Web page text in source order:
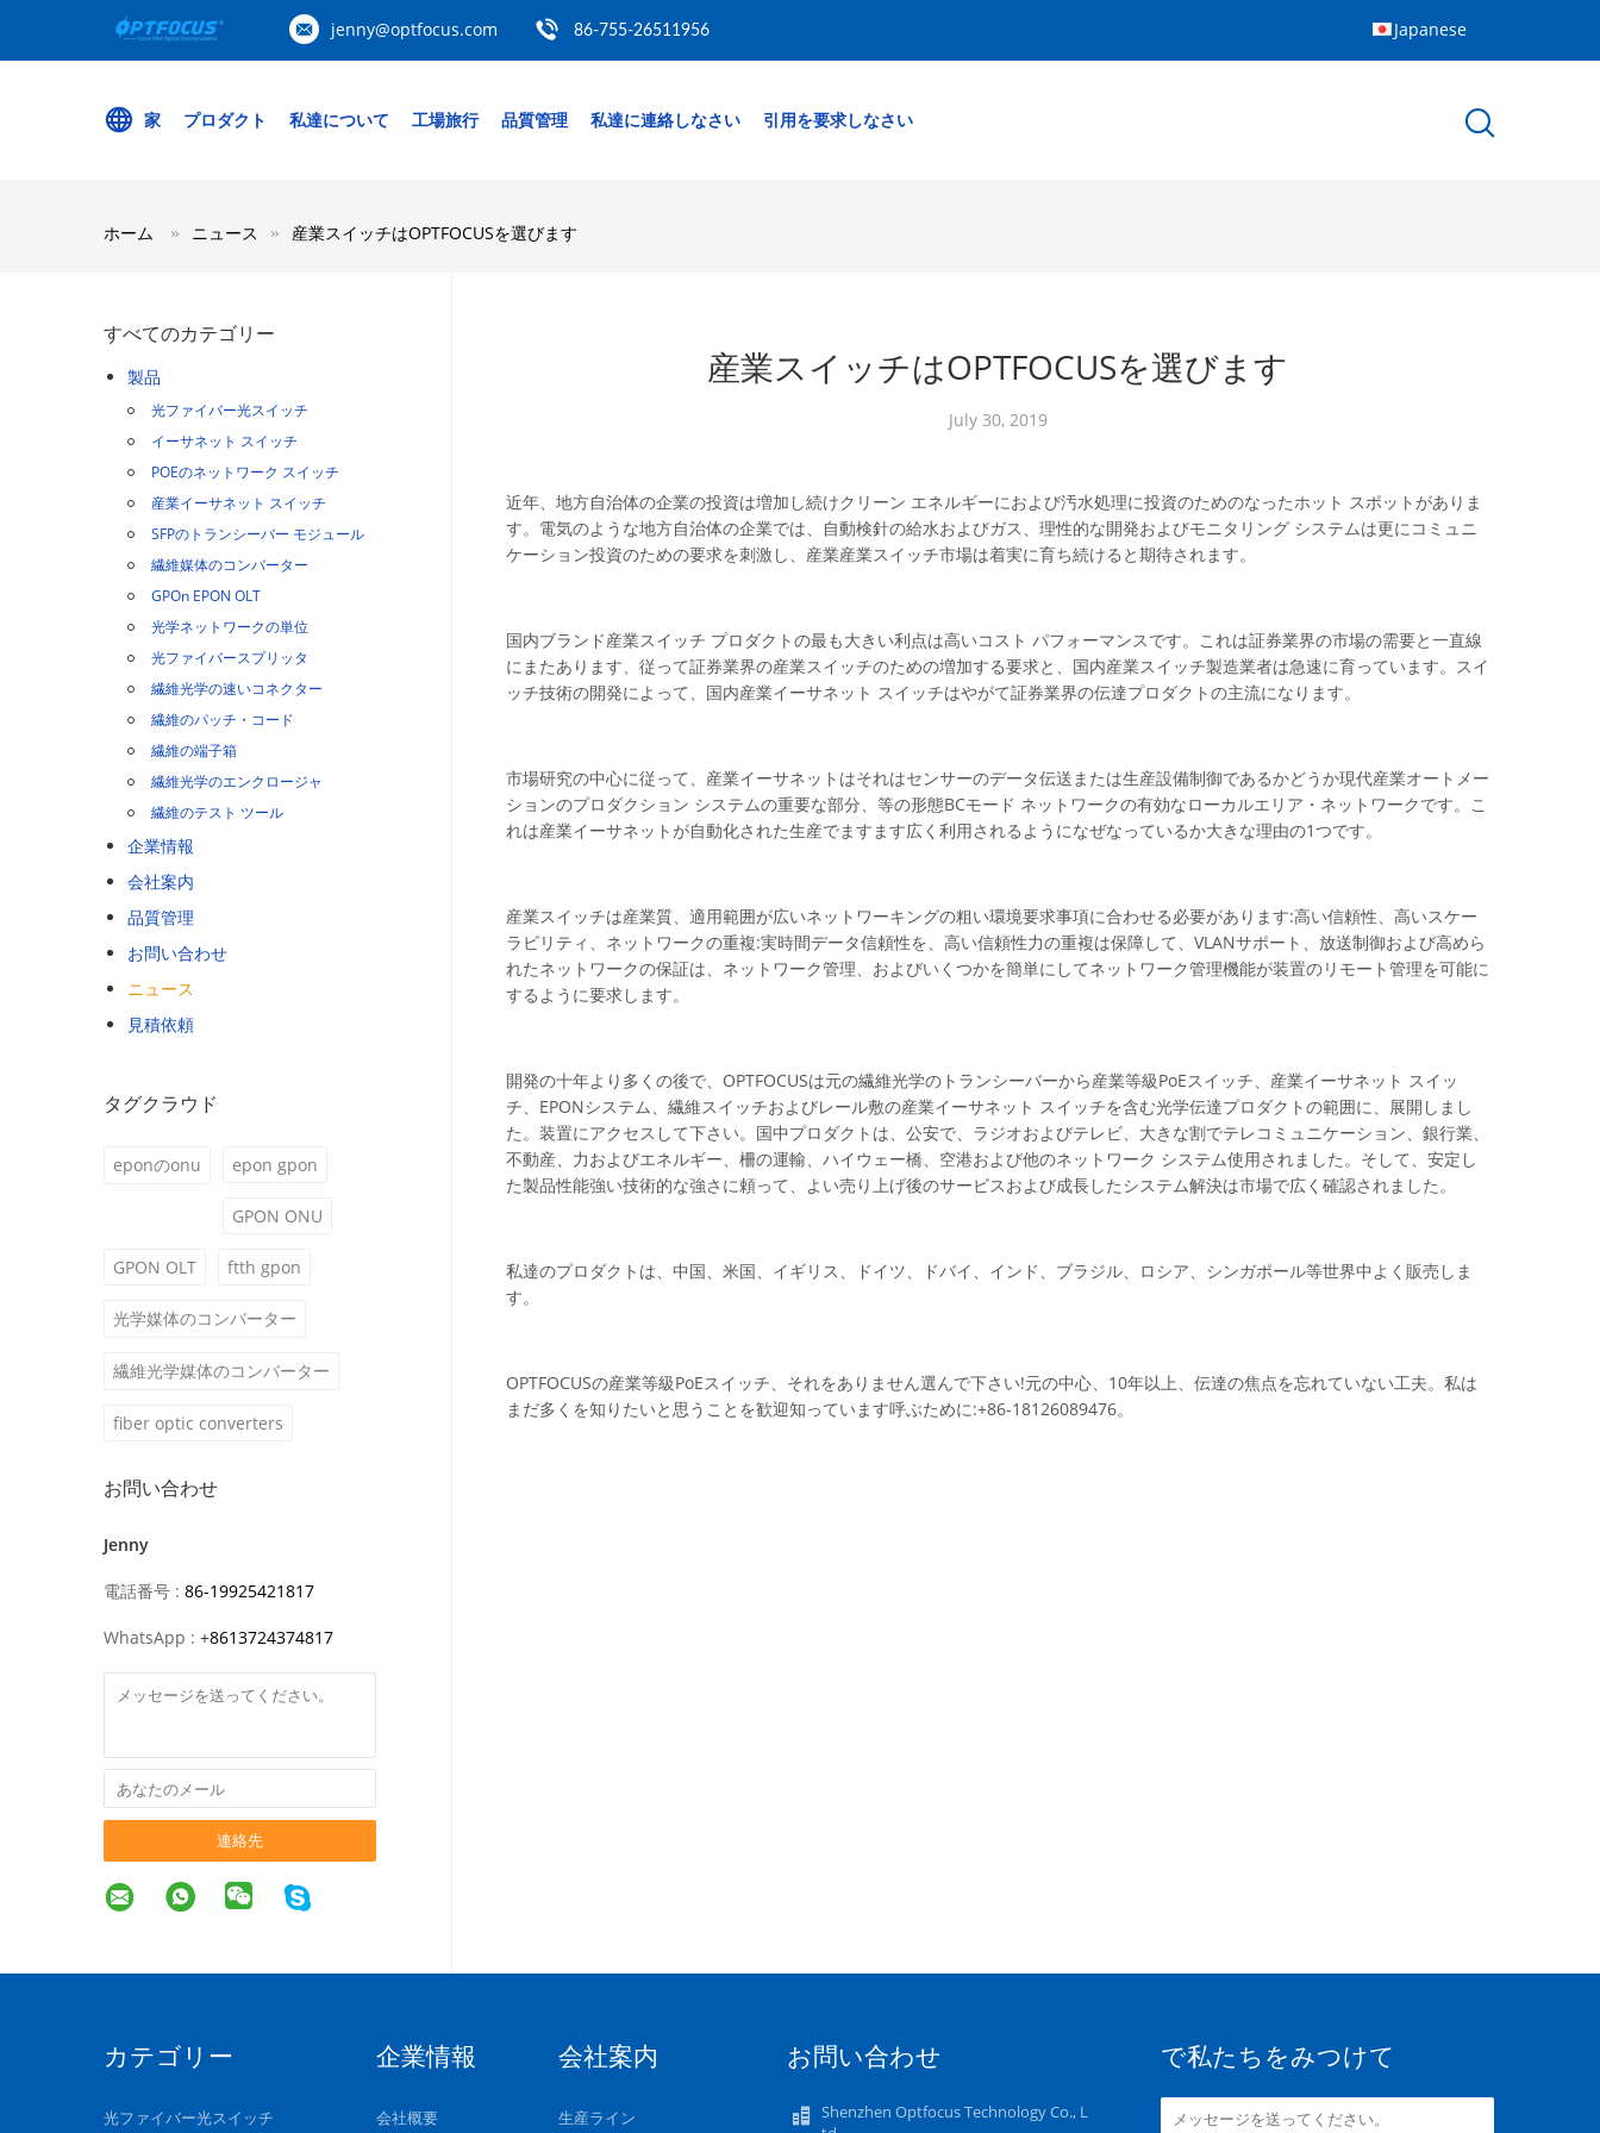
jenny@optfocus.com 86-755-26511956 Japanese
家 プロダクト 私達について 工場旅行 品質管理 私達に連絡しなさい 引用を要求しなさい
ホーム ニュース 産業スイッチはOPTFOCUSを選びます
すべてのカテゴリー
製品
光ファイバー光スイッチ
イーサネット スイッチ
POEのネットワーク スイッチ
産業イーサネット スイッチ
SFPのトランシーバー モジュール
繊維媒体のコンバーター
GPOn EPON OLT
光学ネットワークの単位
光ファイバースプリッタ
繊維光学の速いコネクター
繊維のパッチ・コード
繊維の端子箱
繊維光学のエンクロージャ
繊維のテスト ツール
企業情報
会社案内
品質管理
お問い合わせ
ニュース
見積依頼
タグクラウド
eponのonu epon gpon
GPON ONU
GPON OLT ftth gpon
光学媒体のコンバーター
繊維光学媒体のコンバーター
fiber optic converters
お問い合わせ
Jenny
電話番号 : 86-19925421817
WhatsApp : +8613724374817
連絡先
産業スイッチはOPTFOCUSを選びます
July 30, 2019
近年、地方自治体の企業の投資は増加し続けクリーン エネルギーにおよび汚水処理に投資のためのなったホット スポットがありま
す。電気のような地方自治体の企業では、自動検針の給水およびガス、理性的な開発およびモニタリング システムは更にコミュニ
ケーション投資のための要求を刺激し、産業産業スイッチ市場は着実に育ち続けると期待されます。
国内ブランド産業スイッチ プロダクトの最も大きい利点は高いコスト パフォーマンスです。これは証券業界の市場の需要と一直線
にまたあります、従って証券業界の産業スイッチのための増加する要求と、国内産業スイッチ製造業者は急速に育っています。スイ
ッチ技術の開発によって、国内産業イーサネット スイッチはやがて証券業界の伝達プロダクトの主流になります。
市場研究の中心に従って、産業イーサネットはそれはセンサーのデータ伝送または生産設備制御であるかどうか現代産業オートメー
ションのプロダクション システムの重要な部分、等の形態BCモード ネットワークの有効なローカルエリア・ネットワークです。こ
れは産業イーサネットが自動化された生産でますます広く利用されるようになぜなっているか大きな理由の1つです。
産業スイッチは産業質、適用範囲が広いネットワーキングの粗い環境要求事項に合わせる必要があります:高い信頼性、高いスケー
ラビリティ、ネットワークの重複:実時間データ信頼性を、高い信頼性力の重複は保障して、VLANサポート、放送制御および高めら
れたネットワークの保証は、ネットワーク管理、およびいくつかを簡単にしてネットワーク管理機能が装置のリモート管理を可能に
するように要求します。
開発の十年より多くの後で、OPTFOCUSは元の繊維光学のトランシーバーから産業等級PoEスイッチ、産業イーサネット スイッ
チ、EPONシステム、繊維スイッチおよびレール敷の産業イーサネット スイッチを含む光学伝達プロダクトの範囲に、展開しまし
た。装置にアクセスして下さい。国中プロダクトは、公安で、ラジオおよびテレビ、大きな割でテレコミュニケーション、銀行業、
不動産、力およびエネルギー、柵の運輸、ハイウェー橋、空港および他のネットワーク システム使用されました。そして、安定し
た製品性能強い技術的な強さに頼って、よい売り上げ後のサービスおよび成長したシステム解決は市場で広く確認されました。
私達のプロダクトは、中国、米国、イギリス、ドイツ、ドバイ、インド、ブラジル、ロシア、シンガポール等世界中よく販売しま
す。
OPTFOCUSの産業等級PoEスイッチ、それをありません選んで下さい!元の中心、10年以上、伝達の焦点を忘れていない工夫。私は
まだ多くを知りたいと思うことを歓迎知っています呼ぶために:+86-18126089476。
カテゴリー
光ファイバー光スイッチ
企業情報
会社概要
会社案内
生産ライン
お問い合わせ
Shenzhen Optfocus Technology Co., L
で私たちをみつけて